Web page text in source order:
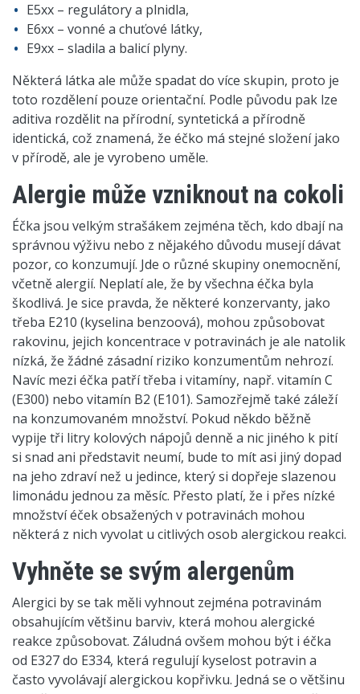
E5xx – regulátory a plnidla,
E6xx – vonné a chuťové látky,
E9xx – sladila a balicí plyny.
Některá látka ale může spadat do více skupin, proto je
toto rozdělení pouze orientační. Podle původu pak lze
aditiva rozdělit na přírodní, syntetická a přírodně
identická, což znamená, že éčko má stejné složení jako
v přírodě, ale je vyrobeno uměle.
Alergie může vzniknout na cokoli
Éčka jsou velkým strašákem zejména těch, kdo dbají na
správnou výživu nebo z nějakého důvodu musejí dávat
pozor, co konzumují. Jde o různé skupiny onemocnění,
včetně alergií. Neplatí ale, že by všechna éčka byla
škodlivá. Je sice pravda, že některé konzervanty, jako
třeba E210 (kyselina benzoová), mohou způsobovat
rakovinu, jejich koncentrace v potravinách je ale natolik
nízká, že žádné zásadní riziko konzumentům nehrozí.
Navíc mezi éčka patří třeba i vitamíny, např. vitamín C
(E300) nebo vitamín B2 (E101). Samozřejmě také záleží
na konzumovaném množství. Pokud někdo běžně
vypije tři litry kolových nápojů denně a nic jiného k pití
si snad ani představit neumí, bude to mít asi jiný dopad
na jeho zdraví než u jedince, který si dopřeje slazenou
limonádu jednou za měsíc. Přesto platí, že i přes nízké
množství éček obsažených v potravinách mohou
některá z nich vyvolat u citlivých osob alergickou reakci.
Vyhněte se svým alergenům
Alergici by se tak měli vyhnout zejména potravinám
obsahujícím většinu barviv, která mohou alergické
reakce způsobovat. Záludná ovšem mohou být i éčka
od E327 do E334, která regulují kyselost potravin a
často vyvolávají alergickou kopřivku. Jedná se o většinu